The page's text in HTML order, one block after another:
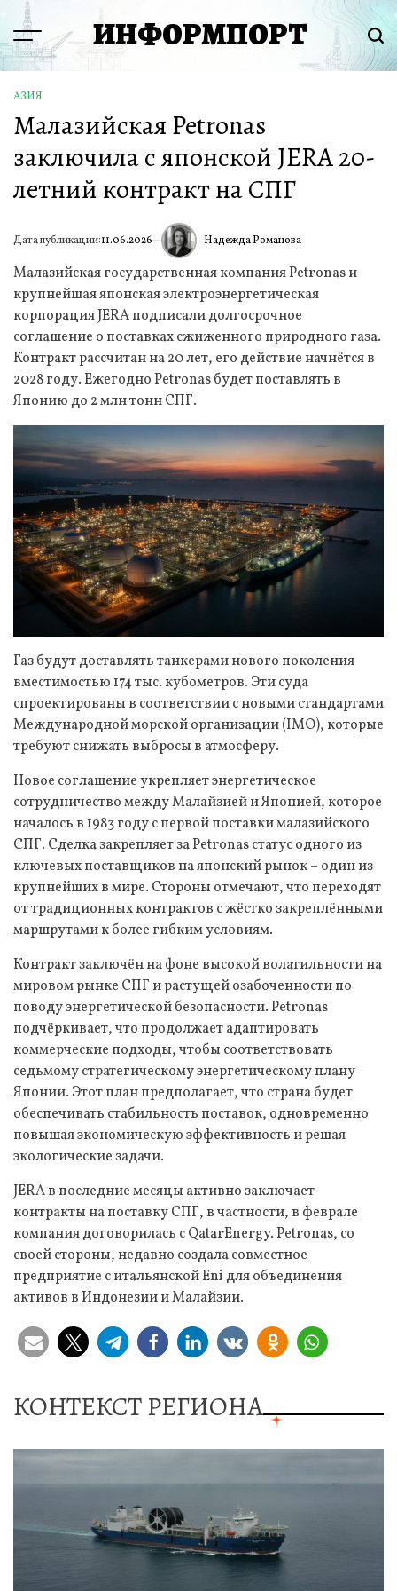
Перейти
содержимому
Menu ИНФОРМПОРТ
ОПУБЛИКОВАНО
В
АЗИЯ
Малазийская Petronas
заключила с японской JERA 20-
летний контракт на СПГ
Дата публикации:11.06.2026 ИА Надежда Романова
Малазийская государственная компания Petronas и
крупнейшая японская электроэнергетическая
корпорация JERA подписали долгосрочное
соглашение о поставках сжиженного природного газа.
Контракт рассчитан на 20 лет, его действие начнётся в
2028 году. Ежегодно Petronas будет поставлять в
Японию до 2 млн тонн СПГ.
Газ будут доставлять танкерами нового поколения
вместимостью 174 тыс. кубометров. Эти суда
спроектированы в соответствии с новыми стандартами
Международной морской организации (IMO), которые
требуют снижать выбросы в атмосферу.
Новое соглашение укрепляет энергетическое
сотрудничество между Малайзией и Японией, которое
началось в 1983 году с первой поставки малазийского
СПГ. Сделка закрепляет за Petronas статус одного из
ключевых поставщиков на японский рынок – один из
крупнейших в мире. Стороны отмечают, что переходят
от традиционных контрактов с жёстко закреплёнными
маршрутами к более гибким условиям.
Контракт заключён на фоне высокой волатильности на
мировом рынке СПГ и растущей озабоченности по
поводу энергетической безопасности. Petronas
подчёркивает, что продолжает адаптировать
коммерческие подходы, чтобы соответствовать
седьмому стратегическому энергетическому плану
Японии. Этот план предполагает, что страна будет
обеспечивать стабильность поставок, одновременно
повышая экономическую эффективность и решая
экологические задачи.
JERA в последние месяцы активно заключает
контракты на поставку СПГ, в частности, в феврале
компания договорилась с QatarEnergy. Petronas, со
своей стороны, недавно создала совместное
предприятие с итальянской Eni для объединения
активов в Индонезии и Малайзии.
КОНТЕКСТ РЕГИОНА